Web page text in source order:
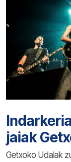
jaiak
Getxoko Udalak